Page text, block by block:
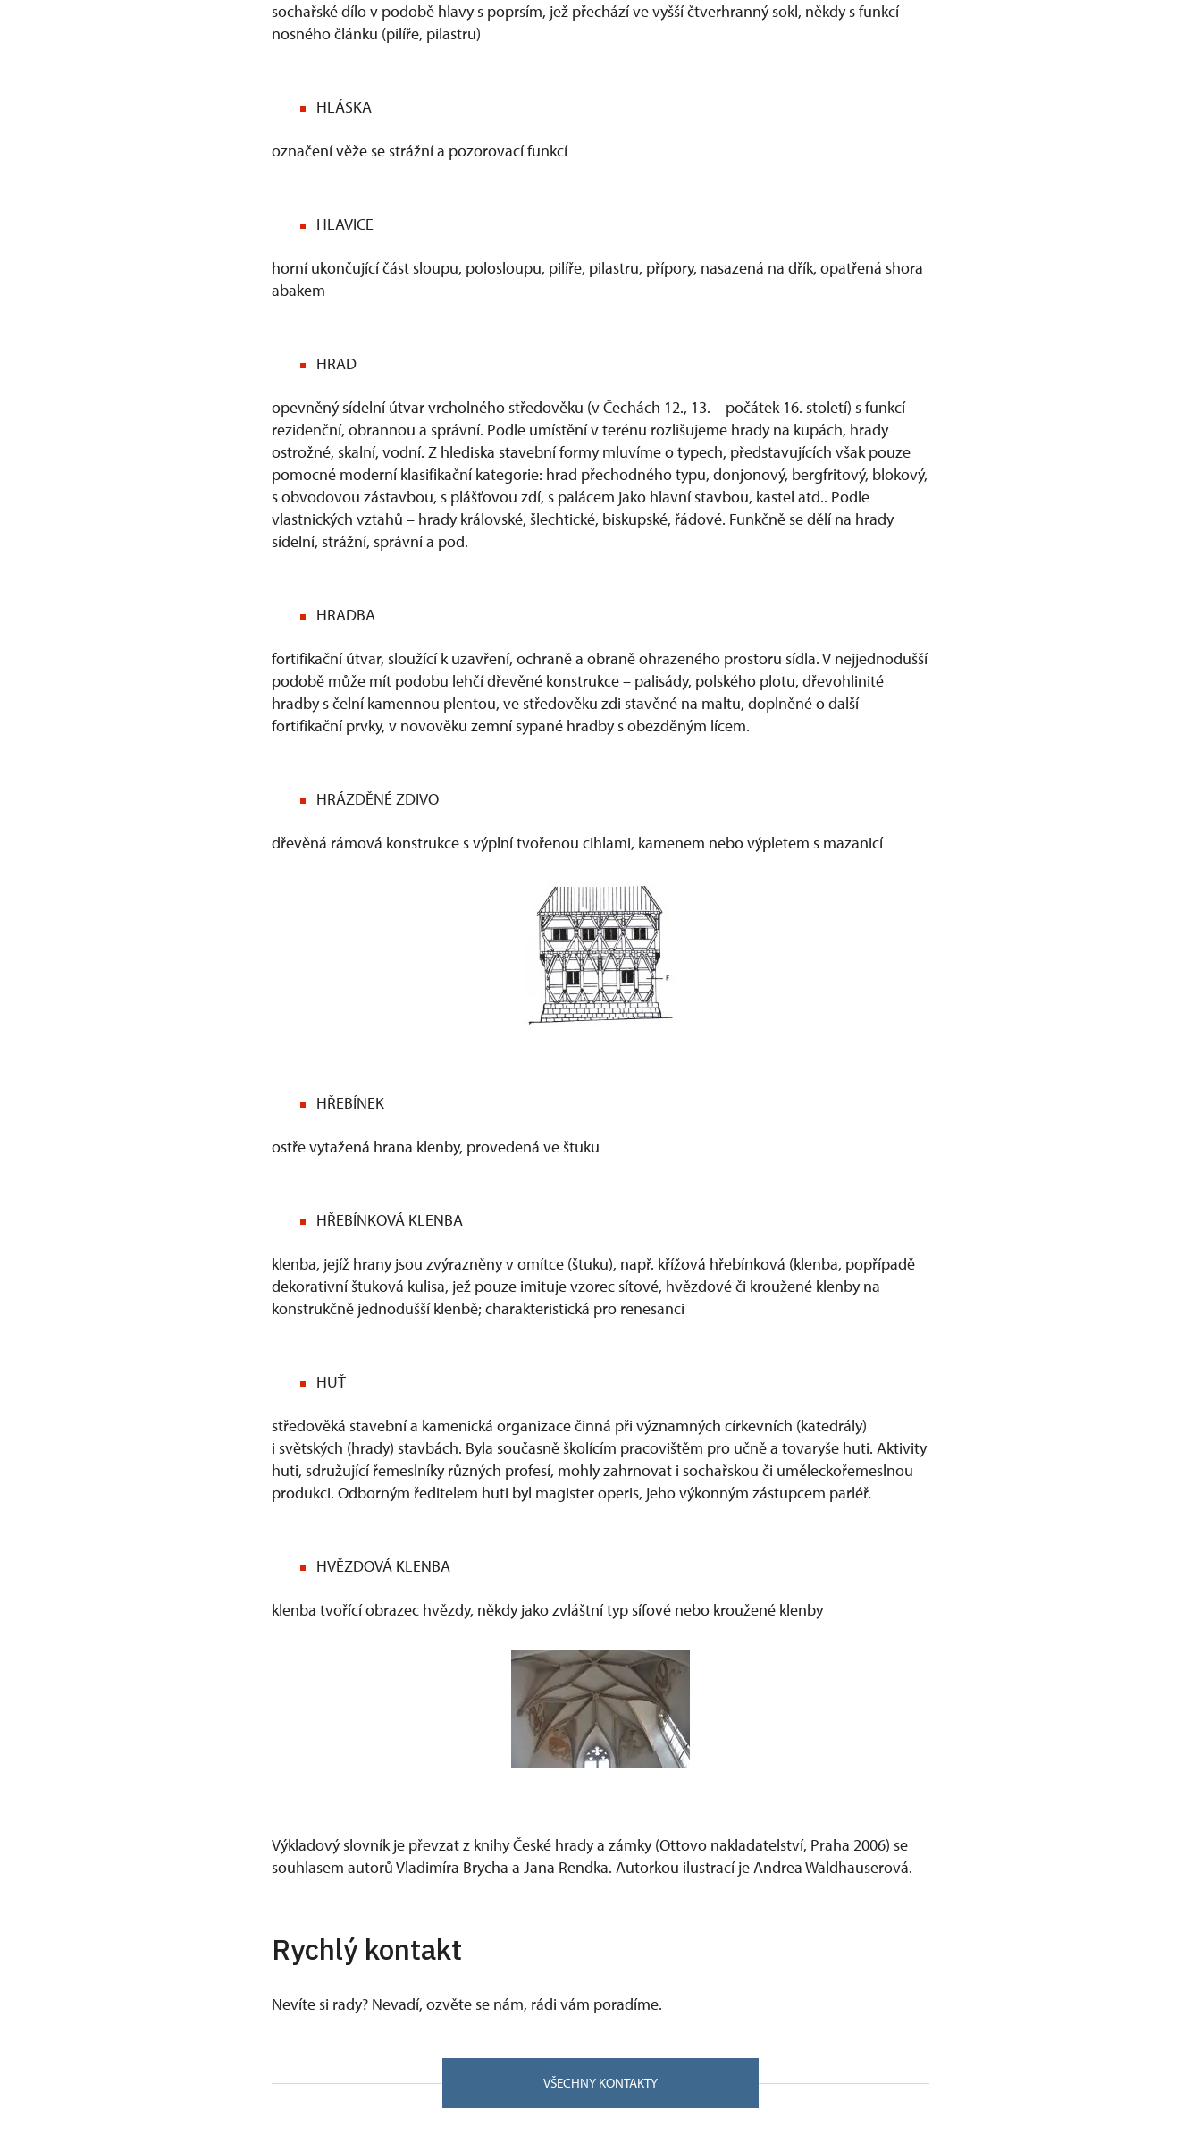
sochařské dílo v podobě hlavy s poprsím, jež přechází ve vyšší čtverhranný sokl, někdy s funkcí
nosného článku (pilíře, pilastru)
HLÁSKA
označení věže se strážní a pozorovací funkcí
HLAVICE
horní ukončující část sloupu, polosloupu, pilíře, pilastru, přípory, nasazená na dřík, opatřená shora
abakem
HRAD
opevněný sídelní útvar vrcholného středověku (v Čechách 12., 13. – počátek 16. století) s funkcí
rezidenční, obrannou a správní. Podle umístění v terénu rozlišujeme hrady na kupách, hrady
ostrožné, skalní, vodní. Z hlediska stavební formy mluvíme o typech, představujících však pouze
pomocné moderní klasifikační kategorie: hrad přechodného typu, donjonový, bergfritový, blokový,
s obvodovou zástavbou, s plášťovou zdí, s palácem jako hlavní stavbou, kastel atd.. Podle
vlastnických vztahů – hrady královské, šlechtické, biskupské, řádové. Funkčně se dělí na hrady
sídelní, strážní, správní a pod.
HRADBA
fortifikační útvar, sloužící k uzavření, ochraně a obraně ohrazeného prostoru sídla. V nejjednodušší
podobě může mít podobu lehčí dřevěné konstrukce – palisády, polského plotu, dřevohlinité
hradby s čelní kamennou plentou, ve středověku zdi stavěné na maltu, doplněné o další
fortifikační prvky, v novověku zemní sypané hradby s obezděným lícem.
HRÁZDĚNÉ ZDIVO
dřevěná rámová konstrukce s výplní tvořenou cihlami, kamenem nebo výpletem s mazanicí
HŘEBÍNEK
ostře vytažená hrana klenby, provedená ve štuku
HŘEBÍNKOVÁ KLENBA
klenba, jejíž hrany jsou zvýrazněny v omítce (štuku), např. křížová hřebínková (klenba, popřípadě
dekorativní štuková kulisa, jež pouze imituje vzorec sítové, hvězdové či kroužené klenby na
konstrukčně jednodušší klenbě; charakteristická pro renesanci
HUŤ
středověká stavební a kamenická organizace činná při významných církevních (katedrály)
i světských (hrady) stavbách. Byla současně školícím pracovištěm pro učně a tovaryše huti. Aktivity
huti, sdružující řemeslníky různých profesí, mohly zahrnovat i sochařskou či uměleckořemeslnou
produkci. Odborným ředitelem huti byl magister operis, jeho výkonným zástupcem parléř.
HVĚZDOVÁ KLENBA
klenba tvořící obrazec hvězdy, někdy jako zvláštní typ sífové nebo kroužené klenby
Výkladový slovník je převzat z knihy České hrady a zámky (Ottovo nakladatelství, Praha 2006) se
souhlasem autorů Vladimíra Brycha a Jana Rendka. Autorkou ilustrací je Andrea Waldhauserová.
Rychlý kontakt
Nevíte si rady? Nevadí, ozvěte se nám, rádi vám poradíme.
VŠECHNY KONTAKTY